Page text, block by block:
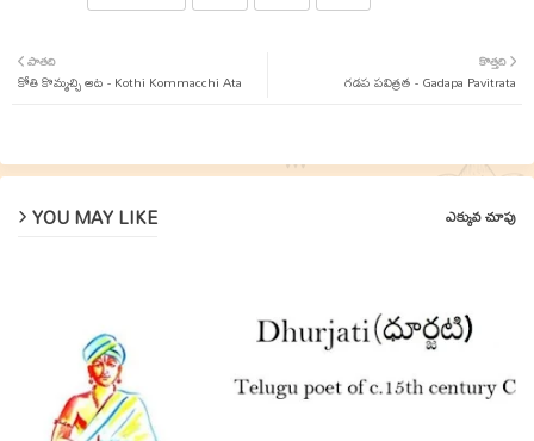
ter
కొత్తది
గడప పవిత్రత - Gadapa Pavitrata
పాతది
కోతి కొమ్మచ్చి ఆట - Kothi Kommacchi Ata
YOU MAY LIKE ఎక్కువ చూపు